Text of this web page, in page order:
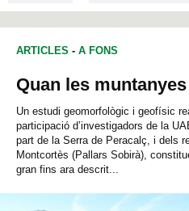
ARTICLES - A FONS
Quan les
Un estudi geomorfològic i geofísic
participació d’investigadors de la
part de la Serra de Peracalç, i dels
Montcortès (Pallars Sobirà),
gran fins ara descrit...